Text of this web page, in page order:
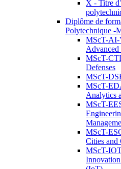
X - Titre
Diplôme de
Polytechnique -
MScT-AI-
MScT-
Defenses
MScT-
MScT-
Analytics
MScT-
MScT-
Cities and
MScT-